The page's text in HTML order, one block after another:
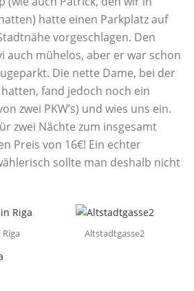
hatte einen Parkplatz auf
vorgeschlagen. Den
auch mühelos, aber er war schon
Die nette Dame, bei der
fand jedoch noch ein
zwei PKW’s) und wies uns ein.
zwei Nächte zum insgesamt
Preis von 16€! Ein echter
sollte man deshalb nicht
Altstadtgasse2